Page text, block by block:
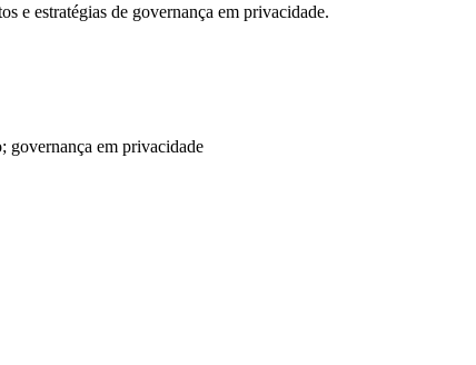
e estratégias de governança em privacidade.
governança em privacidade